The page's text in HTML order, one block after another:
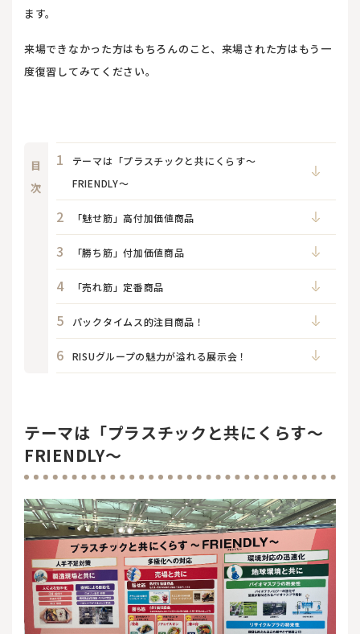
ます。
来場できなかった方はもちろんのこと、来場された方はもう一
度復習してみてください。
目
次
テーマは「プラスチックと共にくらす～
FRIENDLY～
「魅せ筋」高付加価値商品
「勝ち筋」付加価値商品
「売れ筋」定番商品
パックタイムス的注目商品！
RISUグループの魅力が溢れる展示会！
テーマは「プラスチックと共にくらす～
FRIENDLY～